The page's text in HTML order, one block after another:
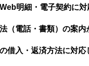
明細・電子契約に
（電話・書類）の案内
借入・返済方法に対応